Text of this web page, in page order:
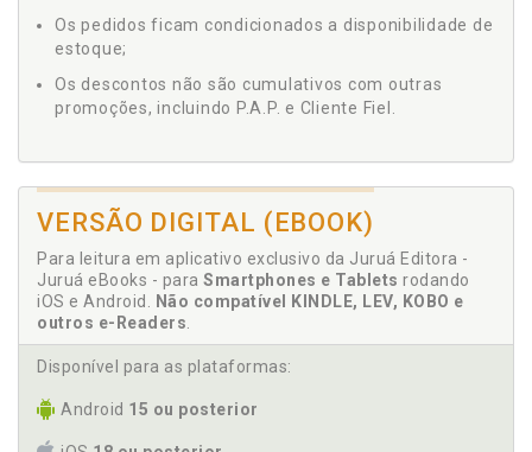
Os pedidos ficam condicionados a disponibilidade de
estoque;
Os descontos não são cumulativos com outras
promoções, incluindo P.A.P. e Cliente Fiel.
VERSÃO DIGITAL (EBOOK)
Para leitura em aplicativo exclusivo da Juruá Editora -
Juruá eBooks - para Smartphones e Tablets rodando
iOS e Android.
Não compatível KINDLE, LEV, KOBO e
outros e-Readers
Disponível para as plataformas:
Android 15 ou posterior